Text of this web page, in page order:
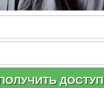
ДОСТУП